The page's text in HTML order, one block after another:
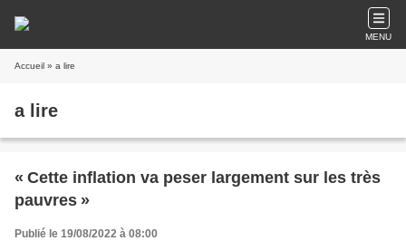
MENU
Accueil » a lire
a lire
« Cette inflation va peser largement sur les très
pauvres »
Publié le 19/08/2022 à 08:00